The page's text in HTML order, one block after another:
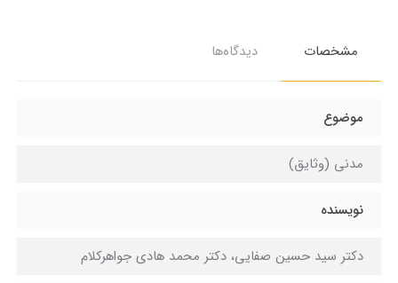
مشخصات دیدگاه‌ها
موضوع
مدنی (وثایق)
نویسنده
دکتر سید حسین صفایی، دکتر محمد هادی جواهرکلام